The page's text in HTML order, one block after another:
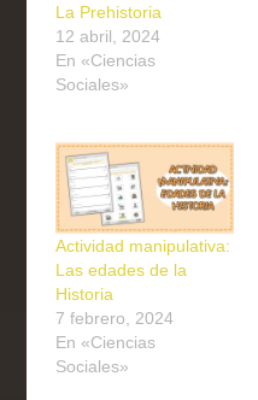
La Prehistoria
12 abril, 2024
En «Ciencias
Sociales»
Actividad manipulativa:
Las edades de la
Historia
7 febrero, 2024
En «Ciencias
Sociales»